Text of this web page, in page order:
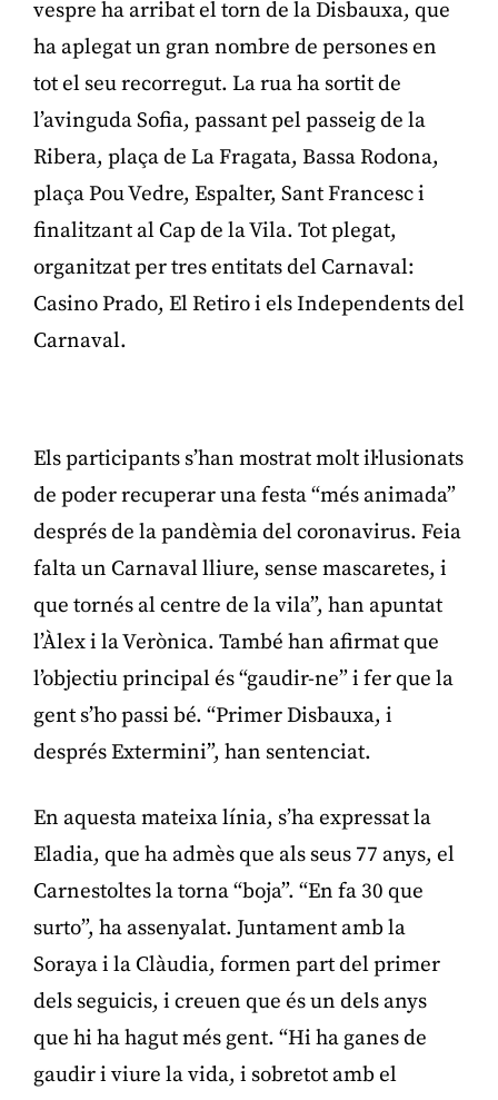
vespre ha arribat el torn de la Disbauxa, que
ha aplegat un gran nombre de persones en
tot el seu recorregut. La rua ha sortit de
l’avinguda Sofia, passant pel passeig de la
Ribera, plaça de La Fragata, Bassa Rodona,
plaça Pou Vedre, Espalter, Sant Francesc i
finalitzant al Cap de la Vila. Tot plegat,
organitzat per tres entitats del Carnaval:
Casino Prado, El Retiro i els Independents del
Carnaval.
Els participants s’han mostrat molt il·lusionats
de poder recuperar una festa “més animada”
després de la pandèmia del coronavirus. Feia
falta un Carnaval lliure, sense mascaretes, i
que tornés al centre de la vila”, han apuntat
l’Àlex i la Verònica. També han afirmat que
l’objectiu principal és “gaudir-ne” i fer que la
gent s’ho passi bé. “Primer Disbauxa, i
després Extermini”, han sentenciat.
En aquesta mateixa línia, s’ha expressat la
Eladia, que ha admès que als seus 77 anys, el
Carnestoltes la torna “boja”. “En fa 30 que
surto”, ha assenyalat. Juntament amb la
Soraya i la Clàudia, formen part del primer
dels seguicis, i creuen que és un dels anys
que hi ha hagut més gent. “Hi ha ganes de
gaudir i viure la vida, i sobretot amb el